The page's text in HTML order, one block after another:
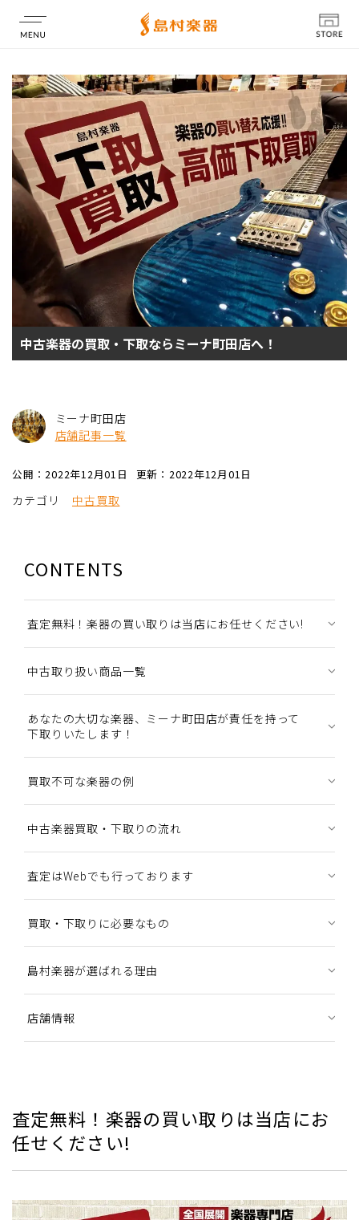
店舗情報
中古楽器の買取・下取ならミーナ町田店へ！
ミーナ町田店
店舗記事一覧
公開：2022年12月01日 更新：2022年12月01日
カテゴリ 中古買取
CONTENTS
査定無料！楽器の買い取りは当店にお任せください!
中古取り扱い商品一覧
あなたの大切な楽器、ミーナ町田店が責任を持って
下取りいたします！
買取不可な楽器の例
中古楽器買取・下取りの流れ
査定はWebでも行っております
買取・下取りに必要なもの
島村楽器が選ばれる理由
店舗情報
査定無料！楽器の買い取りは当店にお
任せください!